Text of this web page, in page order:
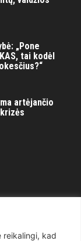
reikalingi, kad
„Pone
tai kodėl
artėjančio